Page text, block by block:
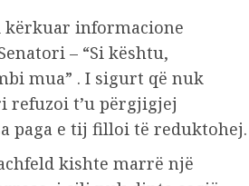
kërkuar informacione
– “Si kështu,
mua” . I sigurt që nuk
refuzoi t’u përgjigjej
paga e tij filloi të reduktohej.
kishte marrë një